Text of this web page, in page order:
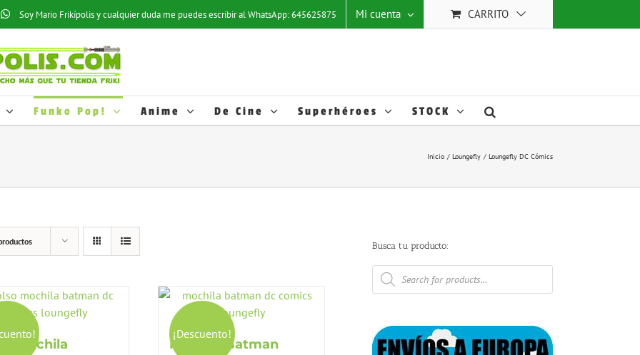
Soy Mario Frikípolis y cualquier duda me puedes escribir al WhatsApp: 645625875 Mi cuenta CARRITO
Funko Pop! Anime De Cine Superhéroes STOCK
Inicio Loungefly Loungefly DC Cómics
Mochila
¡Descuento!
Mochila Batman
Busca tu producto:
Búsqueda
de
productos
estadísticos y hábitos de navegación de los usuarios; esto nos ayuda a mejorar
relacionadas con las preferencias de los usuarios. Puede activar estas
en los AJUSTES.
ACEPTAR TODO Ajustes